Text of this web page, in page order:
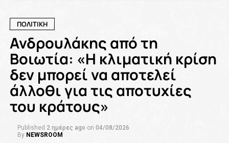
ΠΟΛΙΤΙΚΗ
Ανδρουλάκης από τη
Βοιωτία: «Η κλιματική κρίση
δεν μπορεί να αποτελεί
άλλοθι για τις αποτυχίες
του κράτους»
Published 2 ημέρες ago on 04/08/2026
By NEWSROOM